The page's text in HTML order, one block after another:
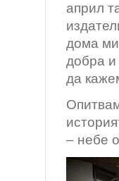
април
дома ми
добра
да
– небе